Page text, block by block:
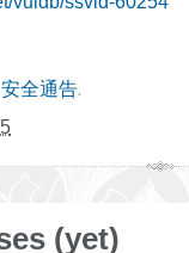
安全通告.
(yet)